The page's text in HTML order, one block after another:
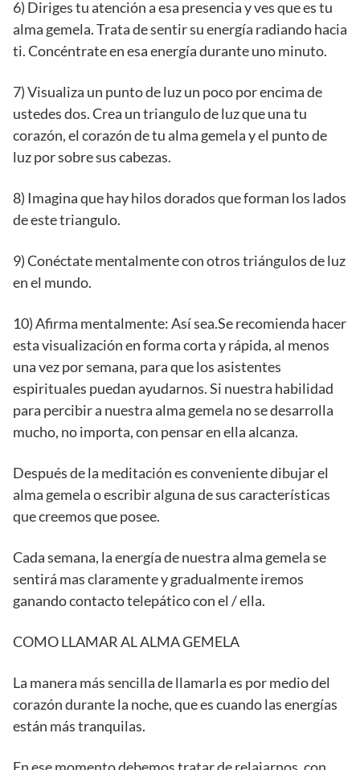
6) Diriges tu atención a esa presencia y ves que es tu
alma gemela. Trata de sentir su energía radiando hacia
ti. Concéntrate en esa energía durante uno minuto.
7) Visualiza un punto de luz un poco por encima de
ustedes dos. Crea un triangulo de luz que una tu
corazón, el corazón de tu alma gemela y el punto de
luz por sobre sus cabezas.
8) Imagina que hay hilos dorados que forman los lados
de este triangulo.
9) Conéctate mentalmente con otros triángulos de luz
en el mundo.
10) Afirma mentalmente: Así sea.Se recomienda hacer
esta visualización en forma corta y rápida, al menos
una vez por semana, para que los asistentes
espirituales puedan ayudarnos. Si nuestra habilidad
para percibir a nuestra alma gemela no se desarrolla
mucho, no importa, con pensar en ella alcanza.
Después de la meditación es conveniente dibujar el
alma gemela o escribir alguna de sus características
que creemos que posee.
Cada semana, la energía de nuestra alma gemela se
sentirá mas claramente y gradualmente iremos
ganando contacto telepático con el / ella.
COMO LLAMAR AL ALMA GEMELA
La manera más sencilla de llamarla es por medio del
corazón durante la noche, que es cuando las energías
están más tranquilas.